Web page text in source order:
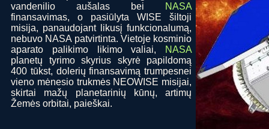
vandenilio aušalas bei
NASA
finansavimas, o pasiūlyta WISE šiltoji
misija, panaudojant likusį funkcionalumą,
nebuvo NASA patvirtinta. Vietoje kosminio
aparato palikimo likimo valiai,
NASA
planetų tyrimo skyrius skyrė papildomą
400 tūkst, dolerių finansavimą trumpesnei
vieno mėnesio trukmės NEOWISE misijai,
skirtai mažų planetarinių kūnų, artimų
Žemės orbitai, paieškai.